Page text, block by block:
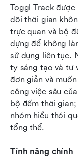
Toggl Track
dõi thời gian
trực quan và bộ
dựng để không
sử dụng liên tục.
ty sáng tạo và tư
đơn giản và
công việc sâu
bộ đếm thời
nhóm hiểu thói
tổng thể.
Tính năng chính